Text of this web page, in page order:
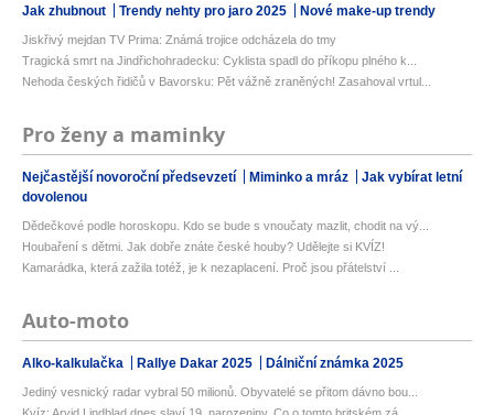
Jak zhubnout Trendy nehty pro jaro 2025 Nové make-up trendy
Jiskřivý mejdan TV Prima: Známá trojice odcházela do tmy
Tragická smrt na Jindřichohradecku: Cyklista spadl do příkopu plného k...
Nehoda českých řidičů v Bavorsku: Pět vážně zraněných! Zasahoval vrtul...
Pro ženy a maminky
Nejčastější novoroční předsevzetí Miminko a mráz
Jak vybírat letní
dovolenou
Dědečkové podle horoskopu. Kdo se bude s vnoučaty mazlit, chodit na vý...
Houbaření s dětmi. Jak dobře znáte české houby? Udělejte si KVÍZ!
Kamarádka, která zažila totéž, je k nezaplacení. Proč jsou přátelství ...
Auto-moto
Alko-kalkulačka Rallye Dakar 2025 Dálniční známka 2025
Jediný vesnický radar vybral 50 milionů. Obyvatelé se přitom dávno bou...
Kvíz: Arvid Lindblad dnes slaví 19. narozeniny. Co o tomto britském zá...